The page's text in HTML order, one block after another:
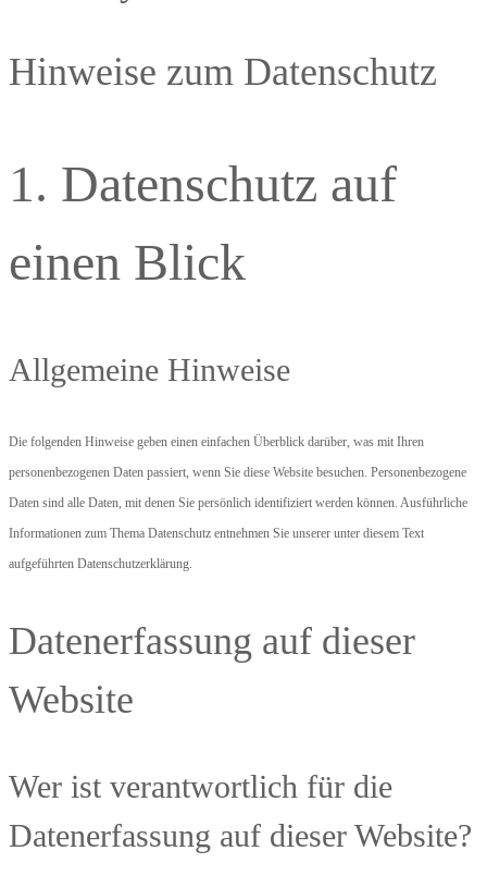
Hinweise zum Datenschutz
1. Datenschutz auf
einen Blick
Allgemeine Hinweise
Die folgenden Hinweise geben einen einfachen Überblick darüber, was mit Ihren
personenbezogenen Daten passiert, wenn Sie diese Website besuchen. Personenbezogene
Daten sind alle Daten, mit denen Sie persönlich identifiziert werden können. Ausführliche
Informationen zum Thema Datenschutz entnehmen Sie unserer unter diesem Text
aufgeführten Datenschutzerklärung.
Datenerfassung auf dieser
Website
Wer ist verantwortlich für die
Datenerfassung auf dieser Website?